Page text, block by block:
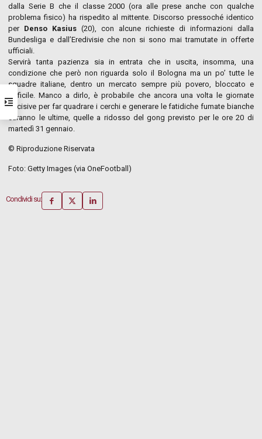
dalla Serie B che il classe 2000 (ora alle prese anche con qualche
problema fisico) ha rispedito al mittente. Discorso pressoché identico
per Denso Kasius (20), con alcune richieste di informazioni dalla
Bundesliga e dall’Eredivisie che non si sono mai tramutate in offerte
ufficiali.
Servirà tanta pazienza sia in entrata che in uscita, insomma, una
condizione che però non riguarda solo il Bologna ma un po’ tutte le
squadre italiane, dentro un mercato sempre più povero, bloccato e
difficile. Manco a dirlo, è probabile che ancora una volta le giornate
decisive per far quadrare i cerchi e generare le fatidiche fumate bianche
saranno le ultime, quelle a ridosso del gong previsto per le ore 20 di
martedì 31 gennaio.
© Riproduzione Riservata
Foto: Getty Images (via OneFootball)
Condividi su: